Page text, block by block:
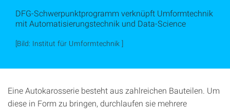
DFG-Schwerpunktprogramm verknüpft Umformtechnik
mit Automatisierungstechnik und Data-Science
[Bild: Institut für Umformtechnik ]
Eine Autokarosserie besteht aus zahlreichen Bauteilen. Um
diese in Form zu bringen, durchlaufen sie mehrere